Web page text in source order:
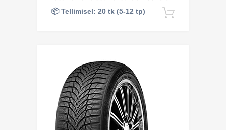
📦 Tellimisel: 20 tk (5-12 tp)